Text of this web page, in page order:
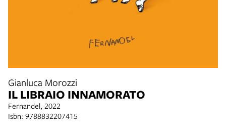
Gianluca Morozzi
IL LIBRAIO INNAMORATO
Fernandel, 2022
Isbn: 9788832207415